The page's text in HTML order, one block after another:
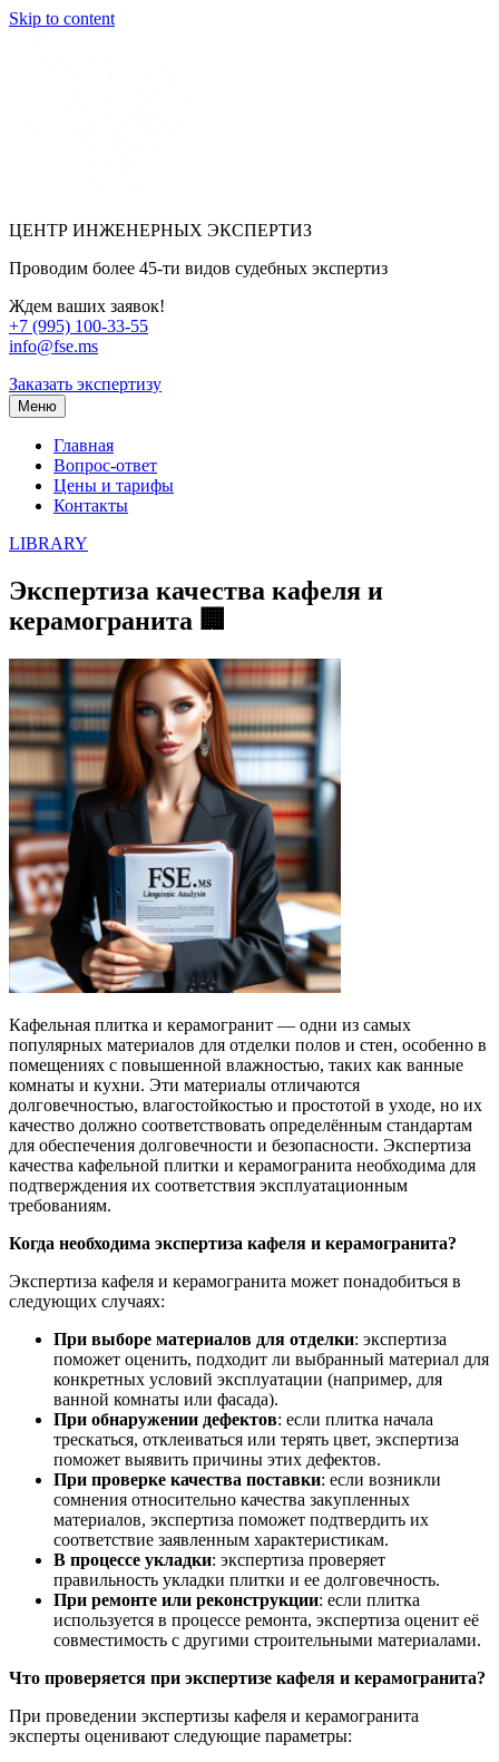
Skip to content
ЦЕНТР ИНЖЕНЕРНЫХ ЭКСПЕРТИЗ
Проводим более 45-ти видов судебных экспертиз
Ждем ваших заявок!
+7 (995) 100-33-55
info@fse.ms
Заказать экспертизу
Меню
Главная
Вопрос-ответ
Цены и тарифы
Контакты
LIBRARY
Экспертиза качества кафеля и
керамогранита 🏢
Кафельная плитка и керамогранит — одни из самых
популярных материалов для отделки полов и стен, особенно в
помещениях с повышенной влажностью, таких как ванные
комнаты и кухни. Эти материалы отличаются
долговечностью, влагостойкостью и простотой в уходе, но их
качество должно соответствовать определённым стандартам
для обеспечения долговечности и безопасности. Экспертиза
качества кафельной плитки и керамогранита необходима для
подтверждения их соответствия эксплуатационным
требованиям.
Когда необходима экспертиза кафеля и керамогранита?
Экспертиза кафеля и керамогранита может понадобиться в
следующих случаях:
При выборе материалов для отделки: экспертиза
поможет оценить, подходит ли выбранный материал для
конкретных условий эксплуатации (например, для
ванной комнаты или фасада).
При обнаружении дефектов: если плитка начала
трескаться, отклеиваться или терять цвет, экспертиза
поможет выявить причины этих дефектов.
При проверке качества поставки: если возникли
сомнения относительно качества закупленных
материалов, экспертиза поможет подтвердить их
соответствие заявленным характеристикам.
В процессе укладки: экспертиза проверяет
правильность укладки плитки и ее долговечность.
При ремонте или реконструкции: если плитка
используется в процессе ремонта, экспертиза оценит её
совместимость с другими строительными материалами.
Что проверяется при экспертизе кафеля и керамогранита?
При проведении экспертизы кафеля и керамогранита
эксперты оценивают следующие параметры: